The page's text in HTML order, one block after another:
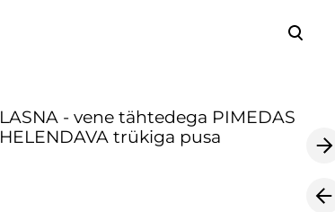
LASNA - vene tähtedega PIMEDAS
HELENDAVA trükiga pusa